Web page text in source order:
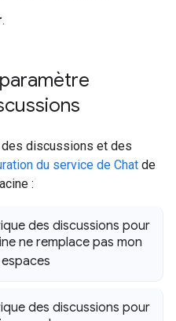
.
discussions et des
du service de Chat de
:
des discussions pour
ne remplace pas mon
des discussions pour